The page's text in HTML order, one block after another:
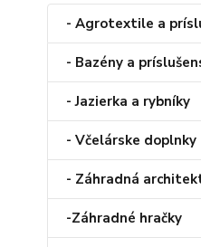
- Agrotextile a
- Bazény a
- Jazierka a rybníky
- Včelárske doplnky
- Záhradná
-Záhradné hračky